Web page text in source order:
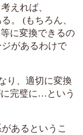
えれば、
。 (もちろん、
等に変換できるの
があるわけで
り、適切に変換
完璧に…という
あるというこ